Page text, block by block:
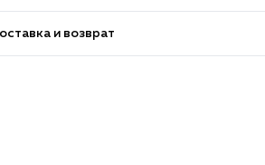
и возврат